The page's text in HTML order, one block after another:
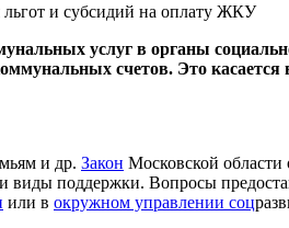
льгот и субсидий на оплату ЖКУ
услуг в органы
счетов. Это
и др. Закон Московской
виды поддержки. Вопросы
или в окружном управлении соц